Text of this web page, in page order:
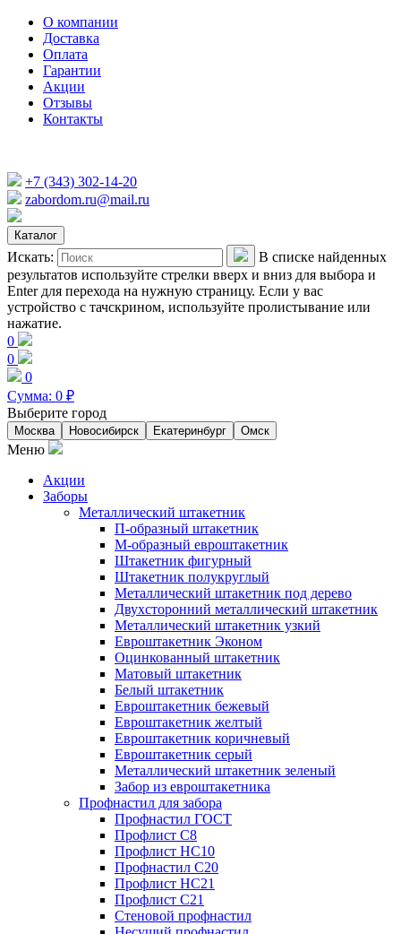
О компании
Доставка
Оплата
Гарантии
Акции
Отзывы
Контакты
+7 (343) 302-14-20
zabordom.ru@mail.ru
Каталог
Искать:
В списке найденных
результатов используйте стрелки вверх и вниз для выбора и
Enter для перехода на нужную страницу. Если у вас
устройство с тачскрином, используйте пролистывание или
нажатие.
0
0
0
Сумма: 0 ₽
Выберите город
Москва Новосибирск Екатеринбург Омск
Меню
Акции
Заборы
Металлический штакетник
П-образный штакетник
М-образный евроштакетник
Штакетник фигурный
Штакетник полукруглый
Металлический штакетник под дерево
Двухсторонний металлический штакетник
Металлический штакетник узкий
Евроштакетник Эконом
Оцинкованный штакетник
Матовый штакетник
Белый штакетник
Евроштакетник бежевый
Евроштакетник желтый
Евроштакетник коричневый
Евроштакетник серый
Металлический штакетник зеленый
Забор из евроштакетника
Профнастил для забора
Профнастил ГОСТ
Профлист С8
Профлист НС10
Профнастил С20
Профлист НС21
Профлист С21
Стеновой профнастил